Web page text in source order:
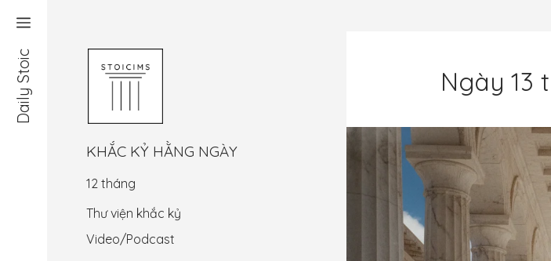
Daily Stoic Ngày 13
KHẮC KỶ HẰNG NGÀY
12 tháng
Thư viện khắc kỷ
Video/Podcast